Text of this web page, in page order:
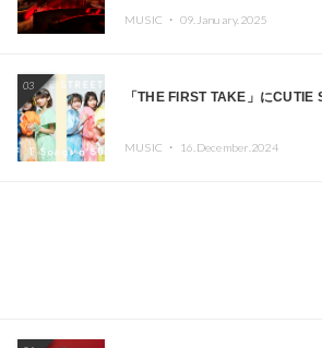
Kza（FORCE OF NATURE）
MUSIC ・ 09.January.2025
03
「THE FIRST TAKE」にCUTIE
MUSIC ・ 16.December.2024